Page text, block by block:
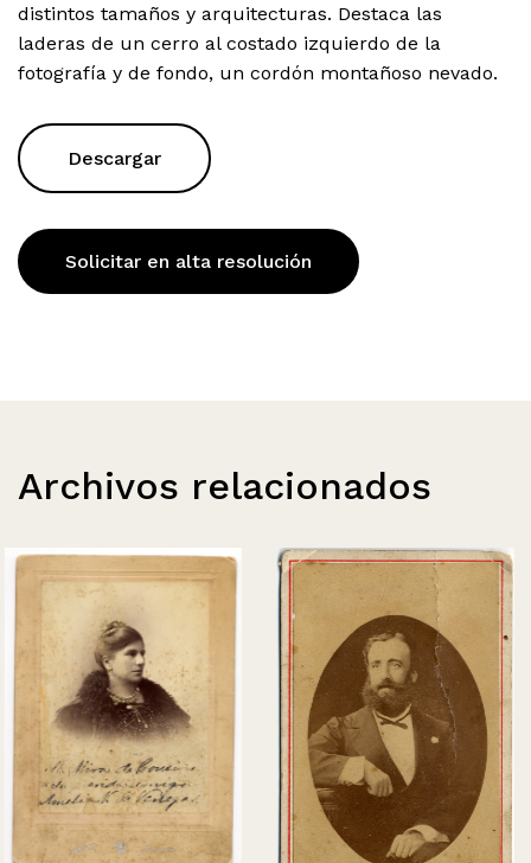
distintos tamaños y arquitecturas. Destaca las
laderas de un cerro al costado izquierdo de la
fotografía y de fondo, un cordón montañoso nevado.
Descargar
Solicitar en alta resolución
Archivos relacionados